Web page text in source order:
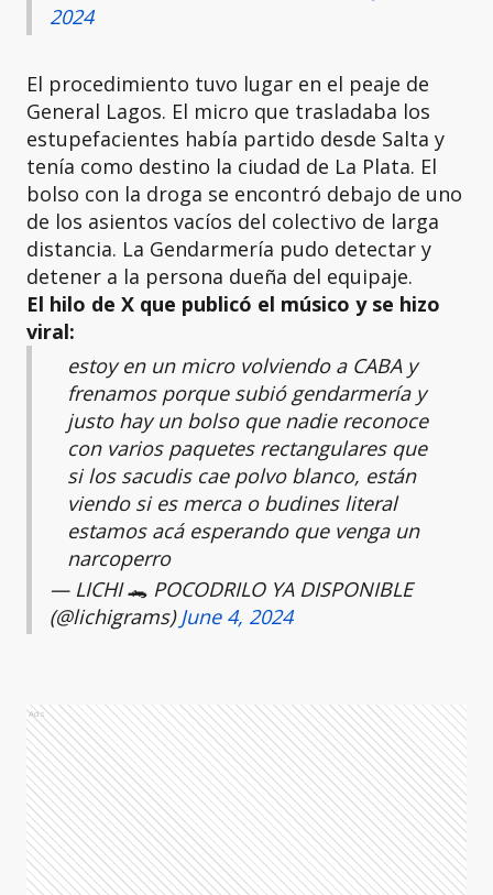
2024
El procedimiento tuvo lugar en el peaje de
General Lagos. El micro que trasladaba los
estupefacientes había partido desde Salta y
tenía como destino la ciudad de La Plata. El
bolso con la droga se encontró debajo de uno
de los asientos vacíos del colectivo de larga
distancia. La Gendarmería pudo detectar y
detener a la persona dueña del equipaje.
El hilo de X que publicó el músico y se hizo
viral:
estoy en un micro volviendo a CABA y
frenamos porque subió gendarmería y
justo hay un bolso que nadie reconoce
con varios paquetes rectangulares que
si los sacudis cae polvo blanco, están
viendo si es merca o budines literal
estamos acá esperando que venga un
narcoperro
— LICHI 🐊 POCODRILO YA DISPONIBLE
(@lichigrams)June 4, 2024
Ads